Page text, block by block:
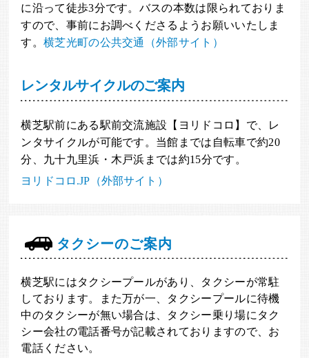
に沿って徒歩3分です。バスの本数は限られておりま
すので、事前にお調べくださるようお願いいたしま
す。 横芝光町の公共交通（外部サイト）
レンタルサイクルのご案内
横芝駅前にある駅前交流施設【ヨリドコロ】で、レ
ンタサイクルが可能です。当館までは自転車で約20
分、九十九里浜・木戸浜までは約15分です。
ヨリドコロ.JP（外部サイト）
タクシーのご案内
横芝駅にはタクシープールがあり、タクシーが常駐
しております。また万が一、タクシープールに待機
中のタクシーが無い場合は、タクシー乗り場にタク
シー会社の電話番号が記載されておりますので、お
電話ください。